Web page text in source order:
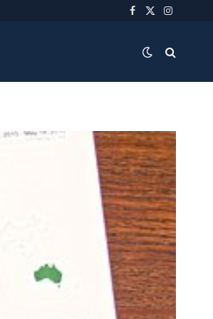
Facebook
X